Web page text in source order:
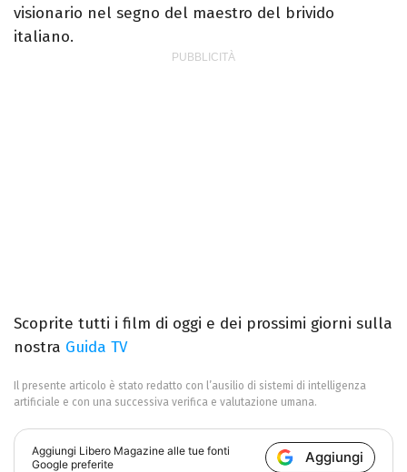
visionario nel segno del maestro del brivido
italiano.
Scoprite tutti i film di oggi e dei prossimi giorni sulla
nostra Guida TV
Il presente articolo è stato redatto con l’ausilio di sistemi di intelligenza
artificiale e con una successiva verifica e valutazione umana.
Aggiungi Libero Magazine alle tue fonti
Google preferite
Aggiungi